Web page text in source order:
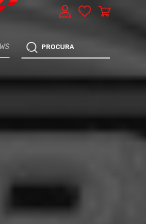
CAR SERVICE, MANUTENÇÃO DO TEU CARRO -